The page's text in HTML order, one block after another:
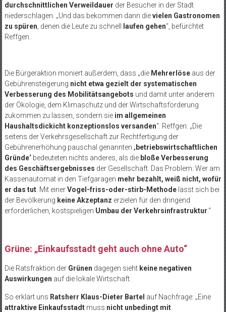
durchschnittlichen Verweildauer der Besucher in der Stadt
niederschlagen. „Und das bekommen dann dievielen Gastronomen
zu spüren , denen die Leute zu schnell laufen gehen“, befürchtet
Reffgen.
Die Bürgeraktion moniert außerdem, dass „die Mehrerlöseaus der
Gebührensteigerung nicht etwa gezielt der systematischen
Verbesserung des Mobilitätsangebots und damit unter anderem
der Ökologie, dem Klimaschutz und der Wirtschaftsförderung
zukommen zu lassen, sondern sieim allgemeinen
Haushaltsdickicht konzeptionslos versanden“. Reffgen: „Die
seitens der Verkehrsgesellschaft zur Rechtfertigung der
Gebührenerhöhung pauschal genannten ‚betriebswirtschaftlichen
Gründe‘bedeuteten nichts anderes, als diebloße Verbesserung
des Geschäftsergebnisses der Gesellschaft. Das Problem: Wer am
Kassenautomat in den Tiefgaragen mehr bezahlt, weiß nicht, wofür
er das tut. Mit einerVogel-friss-oder-stirb-Methodelässt sich bei
der Bevölkerung keine Akzeptanz erzielen für den dringend
erforderlichen, kostspieligen Umbau der Verkehrsinfrastruktur .“
Grüne: „Einkaufsstadt geht auch ohne Auto“
Die Ratsfraktion der Grünen dagegen siehtkeine negativen
Auswirkungen auf die lokale Wirtschaft.
So erklärt uns Ratsherr Klaus-Dieter Bartel auf Nachfrage: „Eine
attraktive Einkaufsstadtmuss nicht unbedingt mit